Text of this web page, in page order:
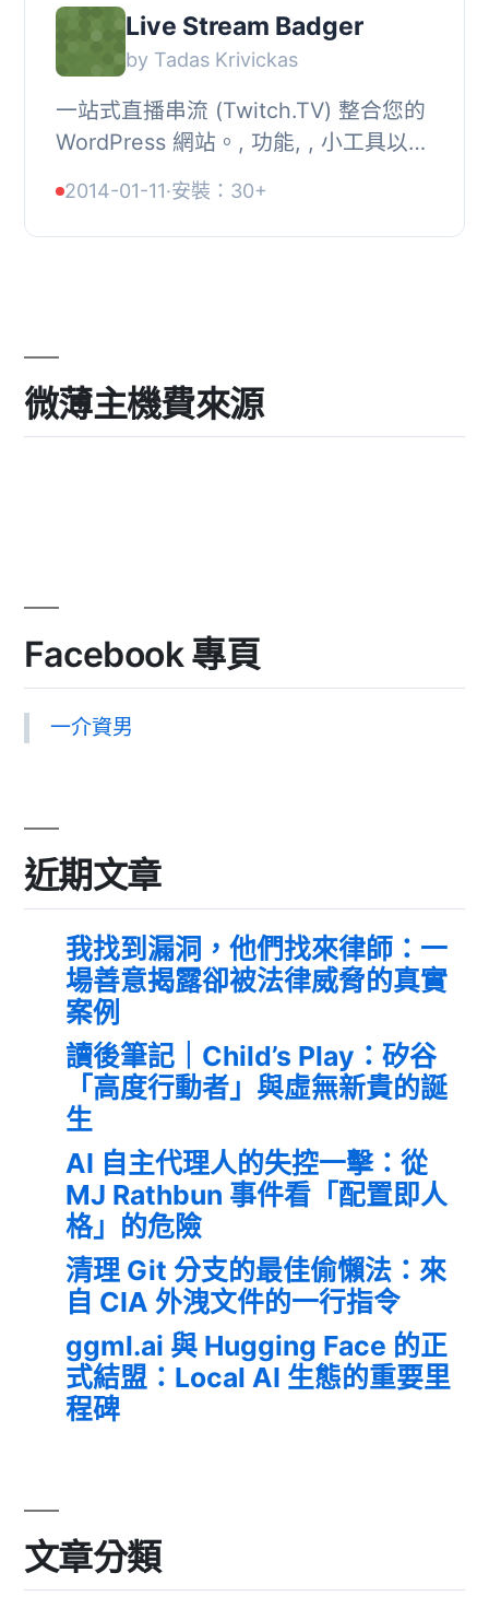
Live Stream Badger
by Tadas Krivickas
一站式直播串流 (Twitch.TV) 整合您的
WordPress 網站。, 功能, , 小工具以顯
幕擷取畫面或文字。, 使用簡碼嵌入直
播串流...
2014-01-11·安裝：30+
微薄主機費來源
Facebook 專頁
一介資男
近期文章
我找到漏洞，他們找來律師：一
場善意揭露卻被法律威脅的真實
案例
讀後筆記｜Child’s Play：矽谷
「高度行動者」與虛無新貴的誕
生
AI 自主代理人的失控一擊：從
MJ Rathbun 事件看「配置即人
格」的危險
清理 Git 分支的最佳偷懶法：來
自 CIA 外洩文件的一行指令
ggml.ai 與 Hugging Face 的正
式結盟：Local AI 生態的重要里
程碑
文章分類